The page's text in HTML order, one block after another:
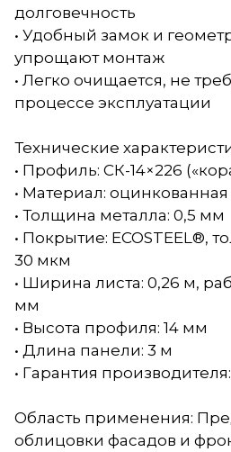
долговечность
• Удобный замок и
упрощают монтаж
• Легко очищается, не
процессе эксплуатации
Технические
• Профиль: СК-14×226
• Материал: оцинкованная
• Толщина металла: 0,5 мм
• Покрытие: ECOSTEEL®,
30 мкм
• Ширина листа: 0,26 м,
мм
• Высота профиля: 14 мм
• Длина панели: 3 м
• Гарантия
Область применения:
облицовки фасадов и